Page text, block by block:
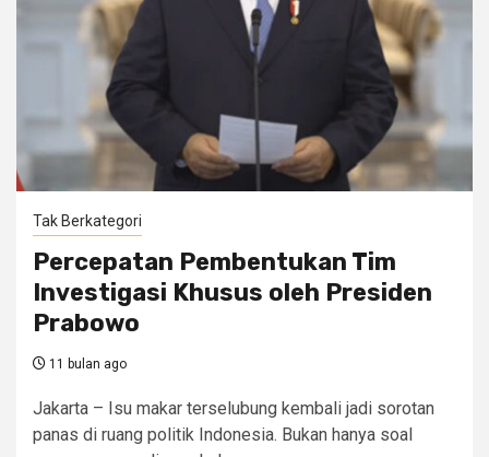
Tak Berkategori
Percepatan Pembentukan Tim
Investigasi Khusus oleh Presiden
Prabowo
11 bulan ago
Jakarta – Isu makar terselubung kembali jadi sorotan
panas di ruang politik Indonesia. Bukan hanya soal